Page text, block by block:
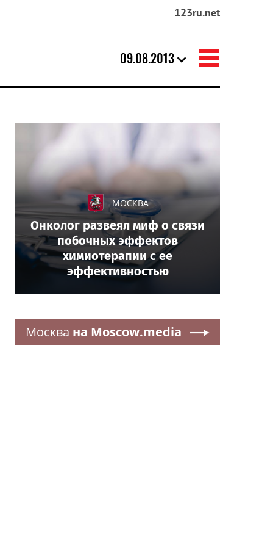
123ru.net
09.08.2013
МОСКВА
Онколог развеял миф о связи
побочных эффектов
химиотерапии с ее
эффективностью
Москва на Moscow.media